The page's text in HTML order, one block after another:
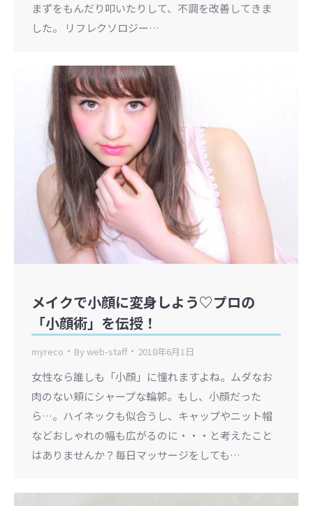
まずをもんだり叩いたりして、不調を改善してきま
した。 リフレクソロジー…
メイクで小顔に変身しよう♡プロの
「小顔術」を伝授！
myreco Byweb-staff 2018年6月1日
女性なら誰しも「小顔」に憧れますよね。ムダなお
肉のない頬にシャープな輪郭。もし、小顔だった
ら…。ハイネックも似合うし、キャップやニット帽
などおしゃれの幅も広がるのに・・・と考えたこと
はありませんか？毎日マッサージをしても…